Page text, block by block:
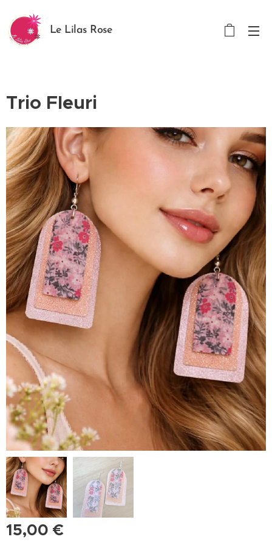
Le Lilas Rose
Trio Fleuri
15,00 €